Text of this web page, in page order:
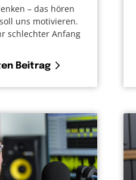
– das hören
uns motivieren.
schlechter Anfang
Beitrag